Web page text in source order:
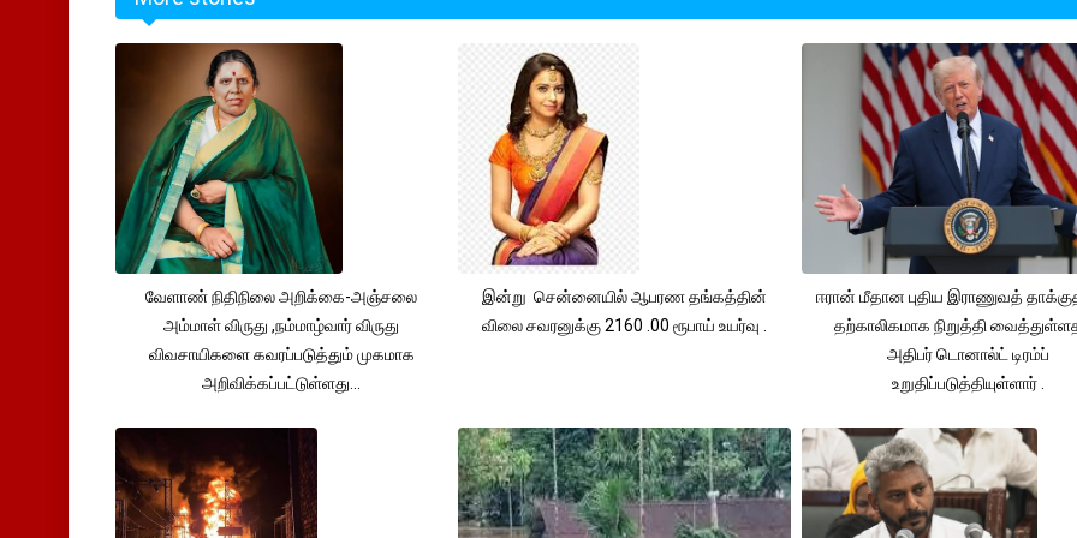
வேளாண் நிதிநிலை அறிக்கை-அஞ்சலை
அம்மாள் விருது ,நம்மாழ்வார் விருது
விவசாயிகளை கவரப்படுத்தும் முகமாக
அறிவிக்கப்பட்டுள்ளது...
இன்று சென்னையில் ஆபரண தங்கத்தின்
விலை சவரனுக்கு 2160 .00 ரூபாய் உயர்வு .
ஈரான் மீதான புதிய இராணுவத்
தற்காலிகமாக நிறுத்தி
அதிபர் டொனால்ட் டிரம்ப்
உறுதிப்படுத்தியுள்ளார் .